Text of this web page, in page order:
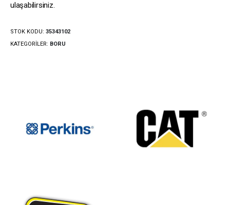
ulaşabilirsiniz.
STOK KODU: 35343102
KATEGORILER: BORU